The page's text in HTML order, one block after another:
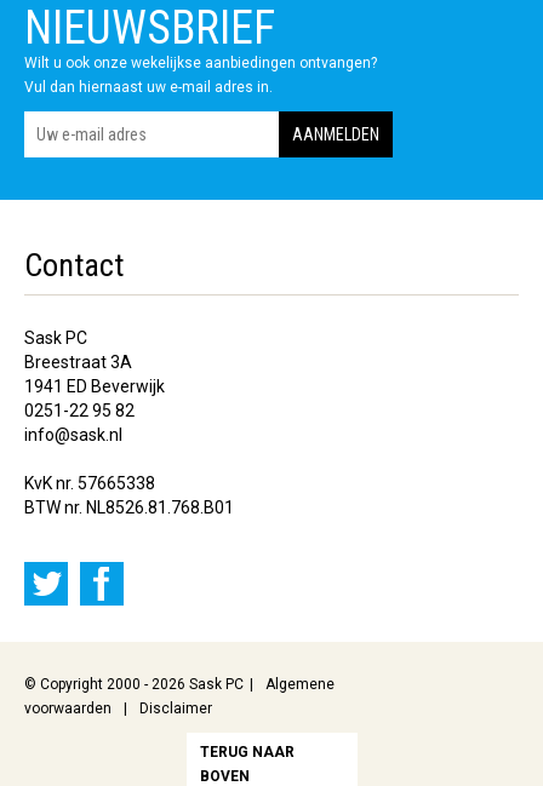
NIEUWSBRIEF
Wilt u ook onze wekelijkse aanbiedingen ontvangen?
Vul dan hiernaast uw e-mail adres in.
Contact
Sask PC
Breestraat 3A
1941 ED Beverwijk
0251-22 95 82
info@sask.nl
KvK nr. 57665338
BTW nr. NL8526.81.768.B01
© Copyright 2000 - 2026 Sask PC
Algemene
voorwaarden
Disclaimer
TERUG NAAR
BOVEN